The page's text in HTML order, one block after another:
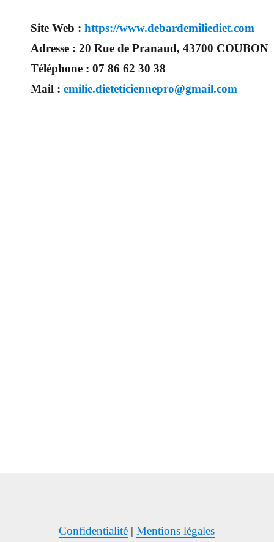
Site Web : https://www.debardemiliediet.com
Adresse : 20 Rue de Pranaud, 43700 COUBON
Téléphone : 07 86 62 30 38
Mail : emilie.dieteticiennepro@gmail.com
Confidentialité |Mentions légales